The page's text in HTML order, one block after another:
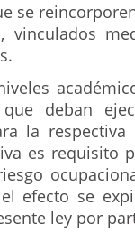
se
vinculados
deban
la
es requisito
efecto se
ley por